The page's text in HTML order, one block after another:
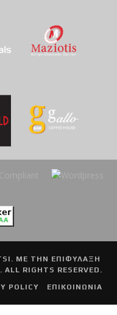
. ΜΕ ΤΗΝ ΕΠΙΦΥΛΑΞΗ
RIGHTS RESERVED.
POLICY
ΕΠΙΚΟΙΝΩΝΙΑ